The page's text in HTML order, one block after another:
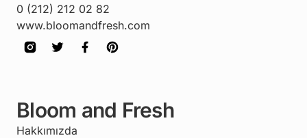
0 (212) 212 02 82
www.bloomandfresh.com
Bloom and Fresh
Hakkımızda